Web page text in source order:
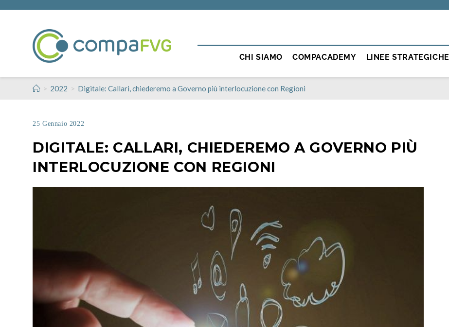
CHI SIAMO COMPACADEMY LINEE STRATEGICHE
> 2022 > Digitale: Callari, chiederemo a Governo più interlocuzione con Regioni
25 Gennaio 2022
DIGITALE: CALLARI, CHIEDEREMO A GOVERNO PIÙ
INTERLOCUZIONE CON REGIONI